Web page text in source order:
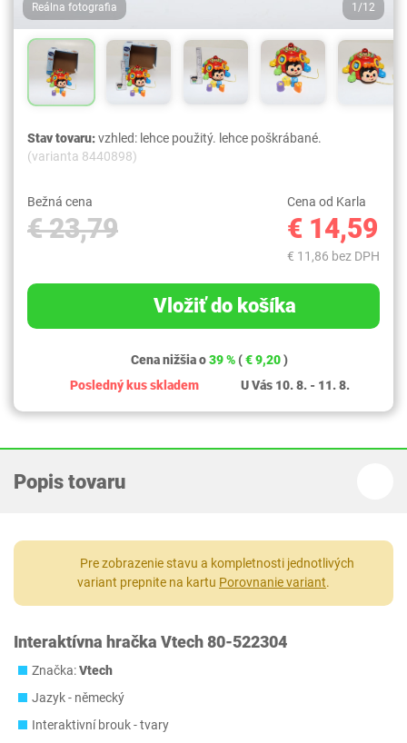
Reálna fotografia 1/12
Stav tovaru:vzhled: lehce použitý. lehce poškrábané.
(varianta 8440898)
Bežná cena
€ 23,79
Cena od Karla
€ 14,59
€ 11,86 bez DPH
Vložiť do košíka
Cena nižšia o39 % (€ 9,20)
Posledný kus skladem
U Vás 10. 8. - 11. 8.
Popis tovaru
Pre zobrazenie stavu a kompletnosti jednotlivých
variant prepnite na kartu Porovnanie variant.
Interaktívna hračka Vtech 80-522304
Značka:Vtech
Jazyk - německý
Interaktivní brouk - tvary